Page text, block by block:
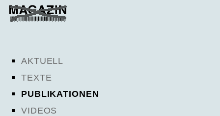
AKTUELL
TEXTE
PUBLIKATIONEN
VIDEOS